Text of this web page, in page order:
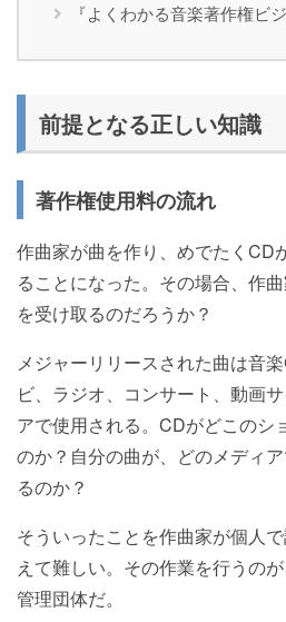
『よくわかる音楽著作権ビ
前提となる正しい知識
著作権使用料の流れ
作曲家が曲を作り、めでたくCD
ることになった。その場合、作
を受け取るのだろうか？
メジャーリリースされた曲は音
ビ、ラジオ、コンサート、動画
アで使用される。CDがどこのシ
のか？自分の曲が、どのメディ
るのか？
そういったことを作曲家が個人
えて難しい。その作業を行うの
管理団体だ。